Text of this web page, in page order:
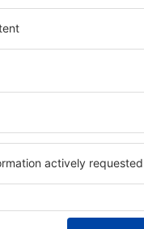
a
počtu
od
Jaké
Vybavení
koutem,
sadou
zvolit
rezervovat